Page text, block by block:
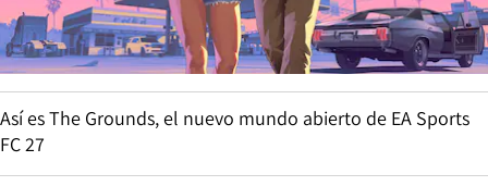
Así es The Grounds, el nuevo mundo abierto de EA Sports
FC 27